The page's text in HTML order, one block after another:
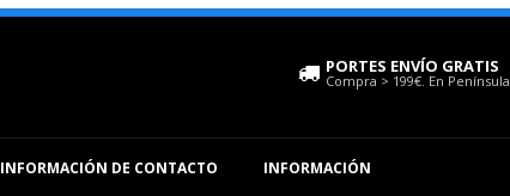
PORTES ENVÍO GRATIS
Compra > 199€. En Península
INFORMACIÓN DE CONTACTO INFORMACIÓN